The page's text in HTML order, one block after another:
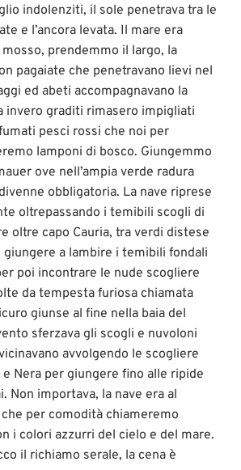
indolenziti, il sole penetrava tra le
e l’ancora levata. Il mare era
prendemmo il largo, la
pagaiate che penetravano lievi nel
ed abeti accompagnavano la
invero graditi rimasero impigliati
pesci rossi che noi per
lamponi di bosco. Giungemmo
ove nell’ampia verde radura
obbligatoria. La nave riprese
oltrepassando i temibili scogli di
oltre capo Cauria, tra verdi distese
giungere a lambire i temibili fondali
poi incontrare le nude scogliere
da tempesta furiosa chiamata
giunse al fine nella baia del
sferzava gli scogli e nuvoloni
avvolgendo le scogliere
e Nera per giungere fino alle ripide
Non importava, la nave era al
per comodità chiameremo
i colori azzurri del cielo e del mare.
il richiamo serale, la cena è